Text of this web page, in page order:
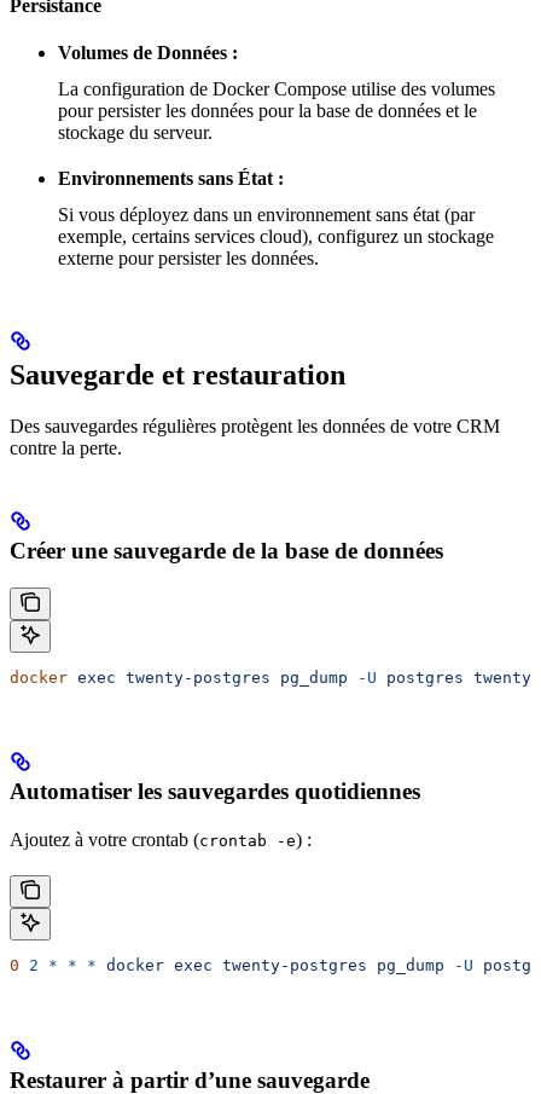
Persistance
Volumes de Données :
La configuration de Docker Compose utilise des volumes
pour persister les données pour la base de données et le
stockage du serveur.
Environnements sans État :
Si vous déployez dans un environnement sans état (par
exemple, certains services cloud), configurez un stockage
externe pour persister les données.
Sauvegarde et restauration
Des sauvegardes régulières protègent les données de votre CRM
contre la perte.
Créer une sauvegarde de la base de données
docker exec twenty-postgres pg_dump -U postgres twenty
Automatiser les sauvegardes quotidiennes
Ajoutez à votre crontab (crontab -e) :
0 2 * * * docker exec twenty-postgres pg_dump -U
Restaurer à partir d’une sauvegarde